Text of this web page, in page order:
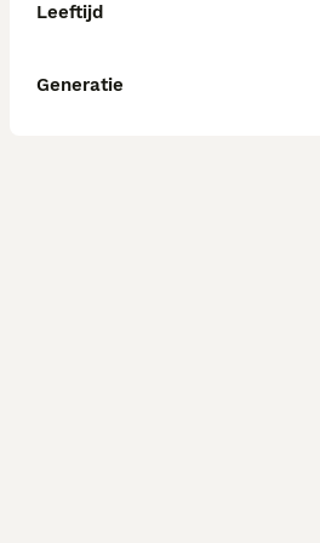
Leeftijd
Generatie